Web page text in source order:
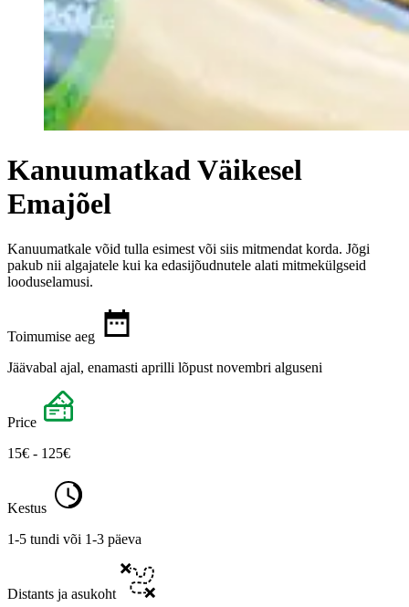
Kanuumatkad Väikesel
Emajõel
Kanuumatkale võid tulla esimest või siis mitmendat korda. Jõgi
pakub nii algajatele kui ka edasijõudnutele alati mitmekülgseid
looduselamusi.
Toimumise aeg
Jäävabal ajal, enamasti aprilli lõpust novembri alguseni
Price
15€ - 125€
Kestus
1-5 tundi või 1-3 päeva
Distants ja asukoht